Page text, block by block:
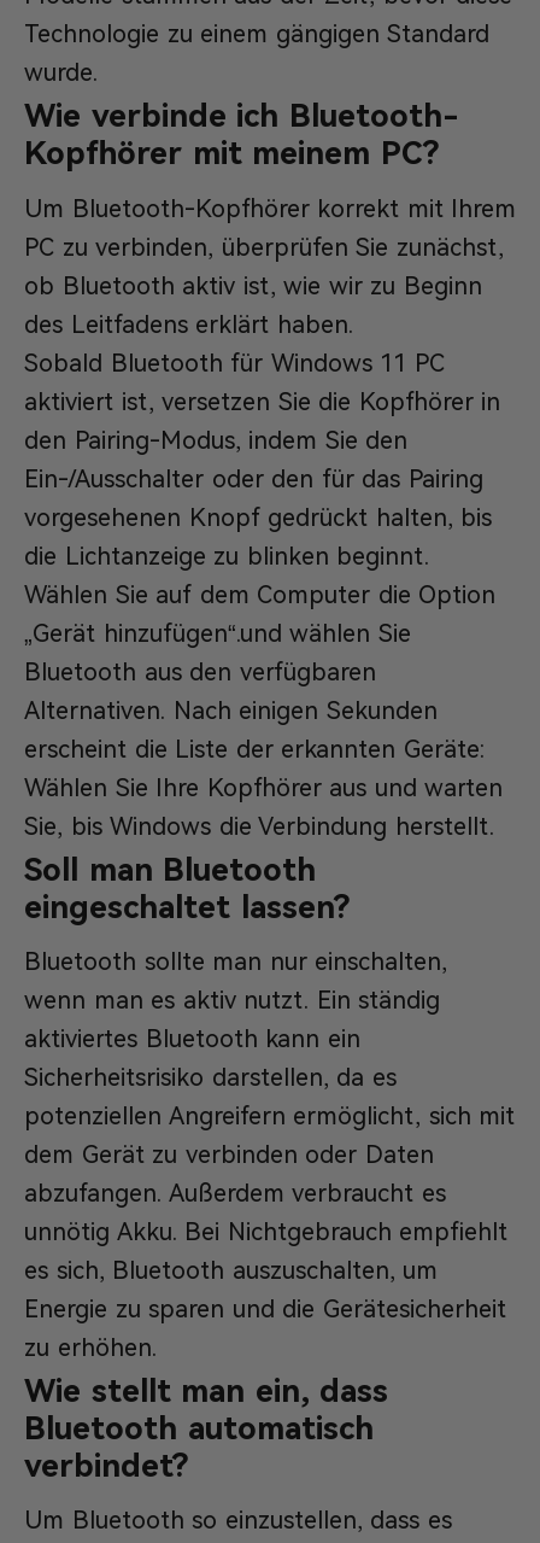
Technologie zu einem gängigen Standard
wurde.
Wie verbinde ich Bluetooth-
Kopfhörer mit meinem PC?
Um Bluetooth-Kopfhörer korrekt mit Ihrem
PC zu verbinden, überprüfen Sie zunächst,
ob Bluetooth aktiv ist, wie wir zu Beginn
des Leitfadens erklärt haben.
Sobald Bluetooth für Windows 11 PC
aktiviert ist, versetzen Sie die Kopfhörer in
den Pairing-Modus, indem Sie den
Ein-/Ausschalter oder den für das Pairing
vorgesehenen Knopf gedrückt halten, bis
die Lichtanzeige zu blinken beginnt.
Wählen Sie auf dem Computer die Option
„Gerät hinzufügen“.und wählen Sie
Bluetooth aus den verfügbaren
Alternativen. Nach einigen Sekunden
erscheint die Liste der erkannten Geräte:
Wählen Sie Ihre Kopfhörer aus und warten
Sie, bis Windows die Verbindung herstellt.
Soll man Bluetooth
eingeschaltet lassen?
Bluetooth sollte man nur einschalten,
wenn man es aktiv nutzt. Ein ständig
aktiviertes Bluetooth kann ein
Sicherheitsrisiko darstellen, da es
potenziellen Angreifern ermöglicht, sich mit
dem Gerät zu verbinden oder Daten
abzufangen. Außerdem verbraucht es
unnötig Akku. Bei Nichtgebrauch empfiehlt
es sich, Bluetooth auszuschalten, um
Energie zu sparen und die Gerätesicherheit
zu erhöhen.
Wie stellt man ein, dass
Bluetooth automatisch
verbindet?
Um Bluetooth so einzustellen, dass es